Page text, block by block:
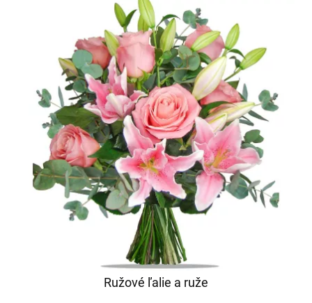
Ružové ľalie a ruže